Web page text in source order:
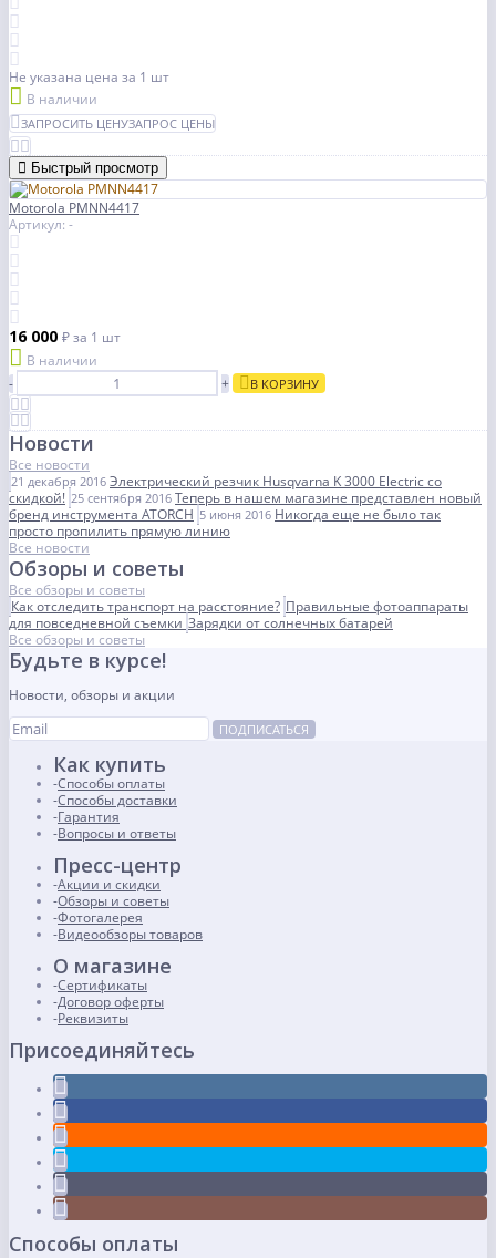
Не указана цена за 1 шт
В наличии
ЗАПРОСИТЬ ЦЕНУЗАПРОС ЦЕНЫ
Быстрый просмотр
Motorola PMNN4417
Артикул: -
16 000 ₽за 1 шт
В наличии
-
+ В КОРЗИНУ
Новости
Все новости
21 декабря 2016 Электрический резчик Husqvarna K 3000 Electric со
скидкой! 25 сентября 2016 Теперь в нашем магазине представлен новый
бренд инструмента ATORCH 5 июня 2016 Никогда еще не было так
просто пропилить прямую линию
Все новости
Обзоры и советы
Все обзоры и советы
Как отследить транспорт на расстояние? Правильные фотоаппараты
для повседневной съемки Зарядки от солнечных батарей
Все обзоры и советы
Будьте в курсе!
Новости, обзоры и акции
ПОДПИСАТЬСЯ
Как купить
Способы оплаты
Способы доставки
Гарантия
Вопросы и ответы
Пресс-центр
Акции и скидки
Обзоры и советы
Фотогалерея
Видеообзоры товаров
О магазине
Сертификаты
Договор оферты
Реквизиты
Присоединяйтесь
Способы оплаты